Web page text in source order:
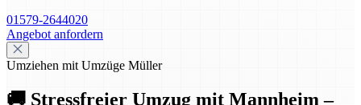
01579-2644020
Angebot anfordern
Umziehen mit Umzüge Müller
🚚 Stressfreier Umzug mit Mannheim –